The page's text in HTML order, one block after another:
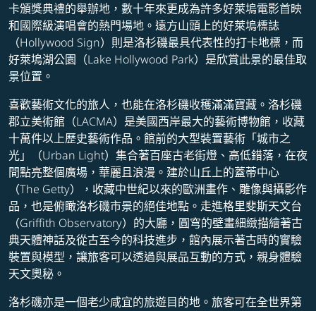
卡頒獎典禮的舉辦地，數十年來更成為許多好萊塢電影首映
和國際級演唱會的熱門場地。遠方山頭上的好萊塢標誌
（Hollywood Sign）則是洛杉磯最具代表性的打卡地標，而
好萊塢湖公園（Lake Hollywood Park）是欣賞此景的最佳取
景位置。
喜歡藝術文化的旅人，也能在洛杉磯收穫滿滿寶藏。洛杉磯
郡立美術館（LACMA）是美國西岸最大的藝術博物館，收藏
十萬件以上歷史藝術作品。館前的大型裝置藝術「城市之
光」（Urban Light）集合著百座古老街燈、高低錯落，在夜
間點亮整個廣場，華麗且浪漫。建於山丘上的蓋蒂中心
（The Getty），收藏中世紀以來的歐洲畫作、雕像與攝影作
品，也是俯瞰洛杉磯市景的絕佳地點。走進格里斐斯天文台
（Griffith Observatory）的大廳，圓穹的壁畫細緻描繪著古
典天體神話及從古至今的科技進步，館內展示著古時的實驗
裝置與模型，讓旅客可以透過與展品互動的方式，親身體驗
天文奧秘。
洛杉磯亦是一個老少咸宜的旅遊目的地。旅客可在全世界第